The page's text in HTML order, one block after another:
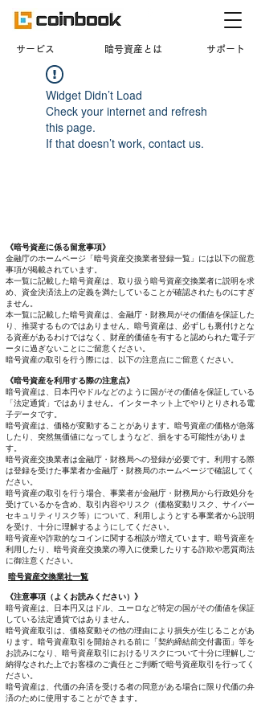
​サービス 暗号資産とは サポート
Widget Didn’t Load
Check your internet and refresh
this page.
If that doesn’t work, contact us.
《暗号資産に係る留意事項》
金融庁のホームページ「暗号資産交換業者登録一覧」には以下の留意
事項が掲載されています。
本一覧に記載した暗号資産は、取り扱う暗号資産交換業者に説明を求
め、資金決済法上の定義を満たしていることが確認されたものにすぎ
ません。
本一覧に記載した暗号資産は、金融庁・財務局がその価値を保証した
り、推奨するものではありません。暗号資産は、必ずしも裏付けとな
る資産があるわけではなく、財産的価値を有すると認められた電子デ
ータに過ぎないことにご留意ください。
暗号資産の取引を行う際には、以下の注意点にご留意ください。
《暗号資産を利用する際の注意点》
暗号資産は、日本円やドルなどのように国がその価値を保証している
「法定通貨」ではありません。インターネット上でやりとりされる電
子データです。
暗号資産は、価格が変動することがあります。暗号資産の価格が急落
したり、突然無価値になってしまうなど、損をする可能性がありま
す。
暗号資産交換業者は金融庁・財務局への登録が必要です。利用する際
は登録を受けた事業者か金融庁・財務局のホームページで確認してく
ださい。
暗号資産の取引を行う場合、事業者が金融庁・財務局から行政処分を
受けているかを含め、取引内容やリスク（価格変動リスク、サイバー
セキュリティリスク等）について、利用しようとする事業者から説明
を受け、十分に理解するようにしてください。
暗号資産や詐欺的なコインに関する相談が増えています。暗号資産を
利用したり、暗号資産交換業の導入に便乗したりする詐欺や悪質商法
に御注意ください。
暗号資産交換業社一覧
《注意事項（よくお読みください）》
暗号資産は、日本円又はドル、ユーロなど特定の国がその価値を保証
している法定通貨ではありません。
暗号資産取引は、価格変動その他の理由により損失が生じることがあ
ります。暗号資産取引を開始される前に「契約締結前交付書面」等を
お読みになり、暗号資産取引におけるリスクについて十分に理解しご
納得なされた上でお客様のご責任とご判断で暗号資産取引を行ってく
ださい。
暗号資産は、代価の弁済を受ける者の同意がある場合に限り代価の弁
済のために使用することができます。